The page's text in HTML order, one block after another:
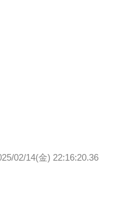
02/14(金) 22:16:20.36